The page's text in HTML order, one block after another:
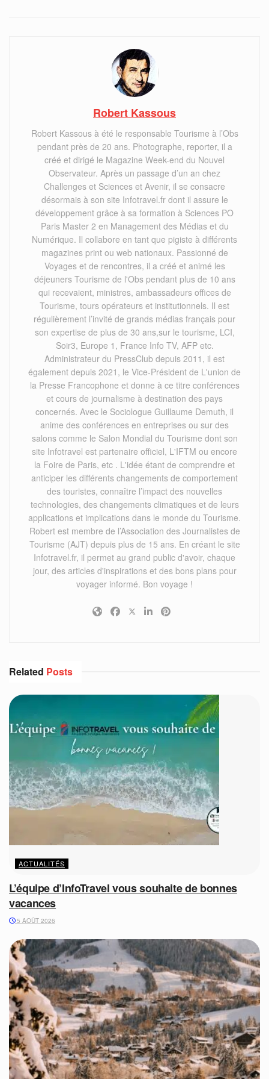
Robert Kassous
Robert Kassous à été le responsable Tourisme à l’Obs
pendant près de 20 ans. Photographe, reporter, il a
créé et dirigé le Magazine Week-end du Nouvel
Observateur. Après un passage d’un an chez
Challenges et Sciences et Avenir, il se consacre
désormais à son site Infotravel.fr dont il assure le
développement grâce à sa formation à Sciences PO
Paris Master 2 en Management des Médias et du
Numérique. Il collabore en tant que pigiste à différents
magazines print ou web nationaux. Passionné de
Voyages et de rencontres, il a créé et animé les
déjeuners Tourisme de l'Obs pendant plus de 10 ans
qui recevaient, ministres, ambassadeurs offices de
Tourisme, tours opérateurs et institutionnels. Il est
régulièrement l’invité de grands médias français pour
son expertise de plus de 30 ans,sur le tourisme, LCI,
Soir3, Europe 1, France Info TV, AFP etc.
Administrateur du PressClub depuis 2011, il est
également depuis 2021, le Vice-Président de L'union de
la Presse Francophone et donne à ce titre conférences
et cours de journalisme à destination des pays
concernés. Avec le Sociologue Guillaume Demuth, il
anime des conférences en entreprises ou sur des
salons comme le Salon Mondial du Tourisme dont son
site Infotravel est partenaire officiel, L'IFTM ou encore
la Foire de Paris, etc . L'idée étant de comprendre et
anticiper les différents changements de comportement
des touristes, connaître l’impact des nouvelles
technologies, des changements climatiques et de leurs
applications et implications dans le monde du Tourisme.
Robert est membre de l’Association des Journalistes de
Tourisme (AJT) depuis plus de 15 ans. En créant le site
Infotravel.fr, il permet au grand public d'avoir, chaque
jour, des articles d'inspirations et des bons plans pour
voyager informé. Bon voyage !
Related Posts
ACTUALITÉS
L’équipe d’InfoTravel vous souhaite de bonnes
vacances
5 AOÛT 2026